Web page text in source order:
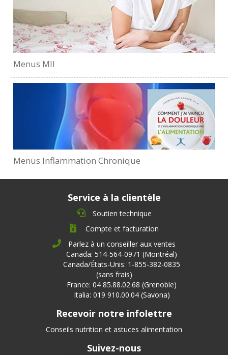
Menus MII
Menus Inflammation Chronique
Service à la clientèle
Soutien technique
Compte et facturation
Parlez à un conseiller aux ventes
Canada: 514-564-0971 (Montréal)
Canada/États-Unis: 1-855-382-0835
(sans frais)
France: 04 85.88.02.68 (Grenoble)
Italia: 019 910.00.04 (Savona)
Recevoir notre infolettre
Conseils nutrition et astuces alimentation
Suivez-nous